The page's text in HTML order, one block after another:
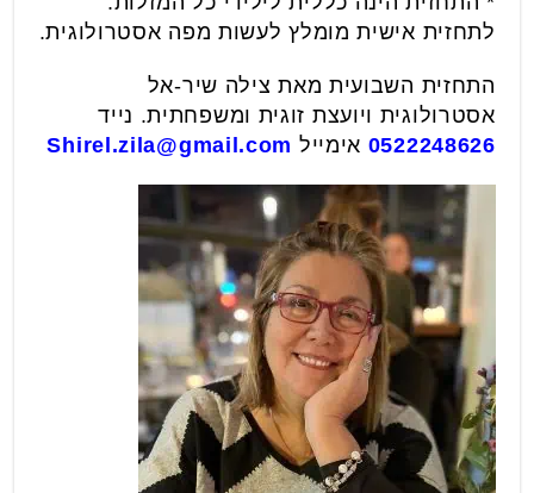
לתחזית אישית מומלץ לעשות מפה אסטרולוגית.
התחזית השבועית מאת צילה שיר-אל
אסטרולוגית ויועצת זוגית ומשפחתית. נייד
0522248626 אימייל Shirel.zila@gmail.com